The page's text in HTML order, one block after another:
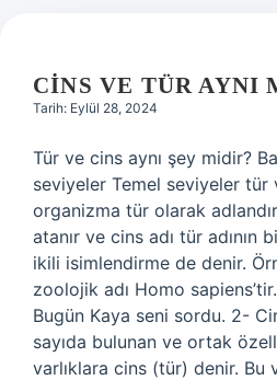
CINS VE TÜR AYNI
Tarih: Eylül 28, 2024
Tür ve cins aynı şey midir?
seviyeler Temel seviyeler tür
organizma tür olarak
atanır ve cins adı tür adının
ikili isimlendirme de denir.
zoolojik adı Homo
Bugün Kaya seni sordu. 2-
sayıda bulunan ve ortak
varlıklara cins (tür) denir. Bu